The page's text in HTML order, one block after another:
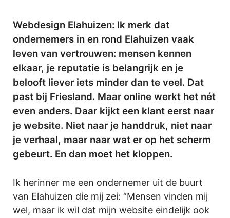
Webdesign Elahuizen: Ik merk dat
ondernemers in en rond Elahuizen vaak
leven van vertrouwen: mensen kennen
elkaar, je reputatie is belangrijk en je
belooft liever iets minder dan te veel. Dat
past bij Friesland. Maar online werkt het nét
even anders. Daar kijkt een klant eerst naar
je website. Niet naar je handdruk, niet naar
je verhaal, maar naar wat er op het scherm
gebeurt. En dan moet het kloppen.
Ik herinner me een ondernemer uit de buurt
van Elahuizen die mij zei: “Mensen vinden mij
wel, maar ik wil dat mijn website eindelijk ook